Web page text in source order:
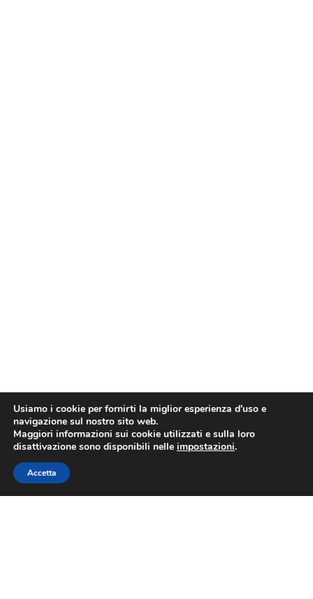
Usiamo i cookie per fornirti la miglior esperienza d'uso e
navigazione sul nostro sito web.
Maggiori informazioni sui cookie utilizzati e sulla loro
disattivazione sono disponibili nelle impostazioni.
Accetta